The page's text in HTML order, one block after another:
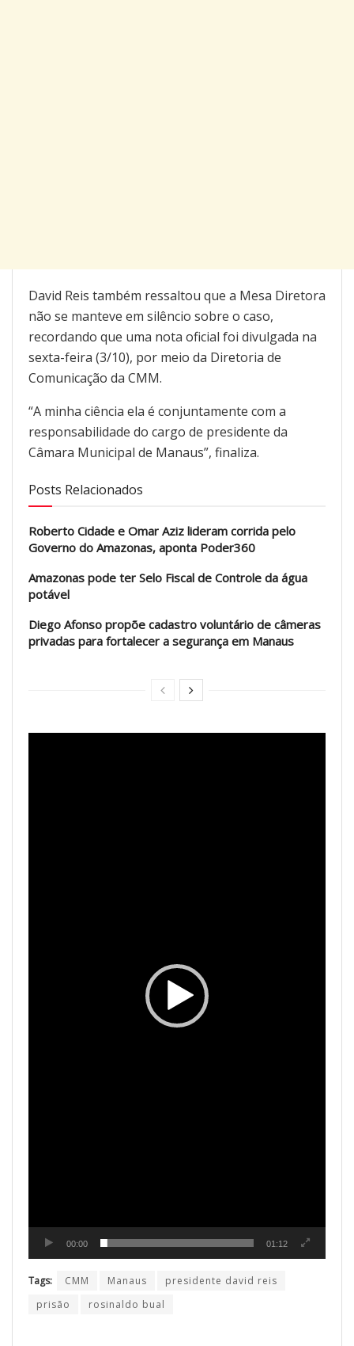
David Reis também ressaltou que a Mesa Diretora
não se manteve em silêncio sobre o caso,
recordando que uma nota oficial foi divulgada na
sexta-feira (3/10), por meio da Diretoria de
Comunicação da CMM.
“A minha ciência ela é conjuntamente com a
responsabilidade do cargo de presidente da
Câmara Municipal de Manaus”, finaliza.
Posts Relacionados
Roberto Cidade e Omar Aziz lideram corrida pelo
Governo do Amazonas, aponta Poder360
Amazonas pode ter Selo Fiscal de Controle da água
potável
Diego Afonso propõe cadastro voluntário de câmeras
privadas para fortalecer a segurança em Manaus
00:00 01:12
Tags: CMM Manaus
presidente david reis
prisão
rosinaldo bual